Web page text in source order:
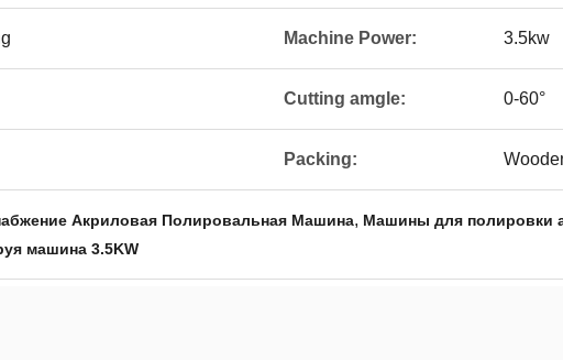
Machine Power: 3.5kw
Cutting amgle: 0-60°
Packing:
Акриловая Полировальная Машина, Машины для полировки
машина 3.5KW